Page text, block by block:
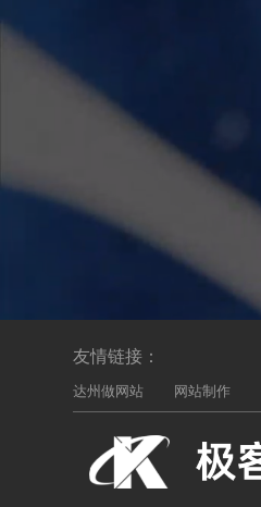
友情链接：
达州做网站 网站制作